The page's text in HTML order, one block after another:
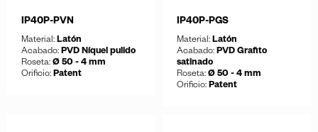
IP40P-PVN
Material: Latón
Acabado: PVD Níquel pulido
Roseta: Ø 50 - 4 mm
Orificio: Patent
IP40P-PGS
Material: Latón
Acabado: PVD Grafito
satinado
Roseta: Ø 50 - 4 mm
Orificio: Patent